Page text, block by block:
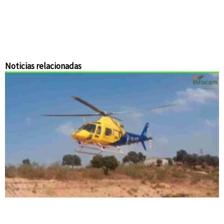
Noticias relacionadas